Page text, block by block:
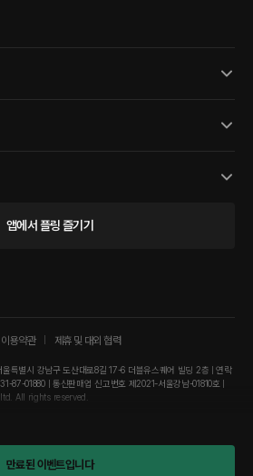
만료된 이벤트입니다
앱에서 플링 즐기기
용약관 제휴 및 대외 협력
특별시 강남구 도산대로8길 17-6 더블유스퀘어 빌딩 2층 | 연락
87-01880 | 통신판매업 신고번호 제2021-서울강남-01810호 |
All rights reserved.